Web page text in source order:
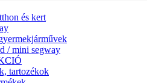
és kert
/ mini segway
tartozékok